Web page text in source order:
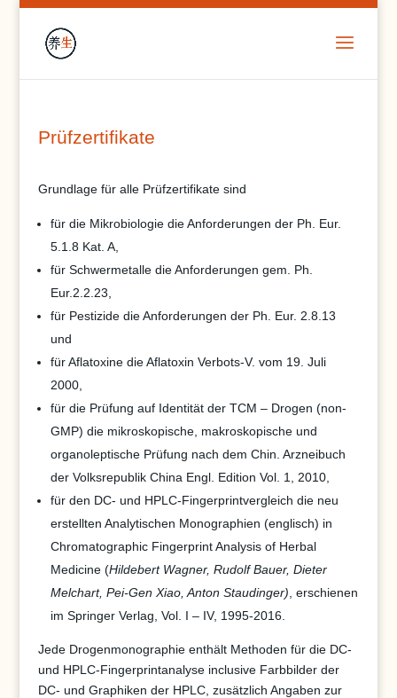
Prüfzertifikate
Grundlage für alle Prüfzertifikate sind
für die Mikrobiologie die Anforderungen der Ph. Eur.
5.1.8 Kat. A,
für Schwermetalle die Anforderungen gem. Ph.
Eur.2.2.23,
für Pestizide die Anforderungen der Ph. Eur. 2.8.13
und
für Aflatoxine die Aflatoxin Verbots-V. vom 19. Juli
2000,
für die Prüfung auf Identität der TCM – Drogen (non-
GMP) die mikroskopische, makroskopische und
organoleptische Prüfung nach dem Chin. Arzneibuch
der Volksrepublik China Engl. Edition Vol. 1, 2010,
für den DC- und HPLC-Fingerprintvergleich die neu
erstellten Analytischen Monographien (englisch) in
Chromatographic Fingerprint Analysis of Herbal
Medicine (Hildebert Wagner, Rudolf Bauer, Dieter
Melchart, Pei-Gen Xiao, Anton Staudinger) , erschienen
im Springer Verlag, Vol. I – IV, 1995-2016.
Jede Drogenmonographie enthält Methoden für die DC-
und HPLC-Fingerprintanalyse inclusive Farbbilder der
DC- und Graphiken der HPLC, zusätzlich Angaben zur